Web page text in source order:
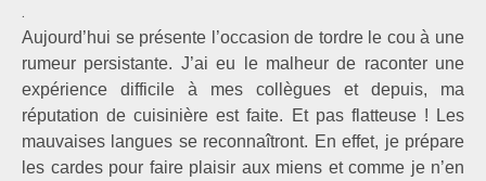
.
Aujourd’hui se présente l’occasion de tordre le cou à une
rumeur persistante. J’ai eu le malheur de raconter une
expérience difficile à mes collègues et depuis, ma
réputation de cuisinière est faite. Et pas flatteuse ! Les
mauvaises langues se reconnaîtront. En effet, je prépare
les cardes pour faire plaisir aux miens et comme je n’en